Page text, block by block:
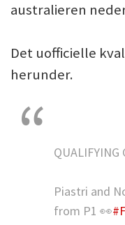
australieren
Det uofficielle
herunder.
QUALIFYING
Piastri and
from P1 👀